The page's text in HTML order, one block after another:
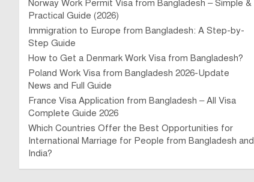
Norway Work Permit Visa from Bangladesh – Simple &
Practical Guide (2026)
Immigration to Europe from Bangladesh: A Step-by-
Step Guide
How to Get a Denmark Work Visa from Bangladesh?
Poland Work Visa from Bangladesh 2026-Update
News and Full Guide
France Visa Application from Bangladesh – All Visa
Complete Guide 2026
Which Countries Offer the Best Opportunities for
International Marriage for People from Bangladesh and
India?